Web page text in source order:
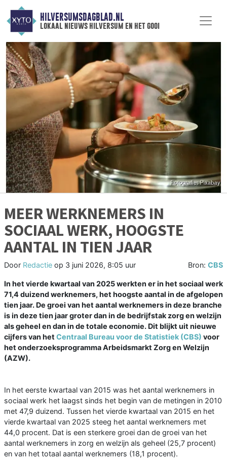
HILVERSUMSDAGBLAD.NL
lokaal nieuws hilversum en het gooi
MEER WERKNEMERS IN
SOCIAAL WERK, HOOGSTE
AANTAL IN TIEN JAAR
Door Redactie op 3 juni 2026, 8:05 uur Bron: CBS
In het vierde kwartaal van 2025 werkten er in het sociaal werk
71,4 duizend werknemers, het hoogste aantal in de afgelopen
tien jaar. De groei van het aantal werknemers in deze branche
is in deze tien jaar groter dan in de bedrijfstak zorg en welzijn
als geheel en dan in de totale economie. Dit blijkt uit nieuwe
cijfers van het Centraal Bureau voor de Statistiek (CBS) voor
het onderzoeksprogramma Arbeidsmarkt Zorg en Welzijn
(AZW).
In het eerste kwartaal van 2015 was het aantal werknemers in
sociaal werk het laagst sinds het begin van de metingen in 2010
met 47,9 duizend. Tussen het vierde kwartaal van 2015 en het
vierde kwartaal van 2025 steeg het aantal werknemers met
44,0 procent. Dat is een sterkere groei dan de groei van het
aantal werknemers in zorg en welzijn als geheel (25,7 procent)
en van het totaal aantal werknemers (18,1 procent).